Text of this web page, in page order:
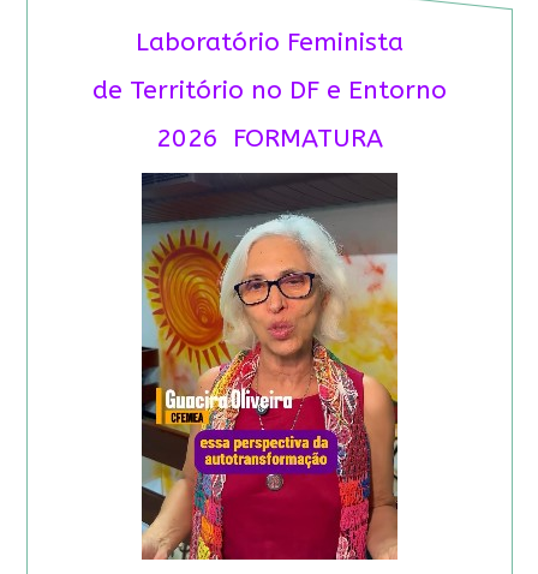
Laboratório Feminista
de Território no DF e Entorno
2026 FORMATURA